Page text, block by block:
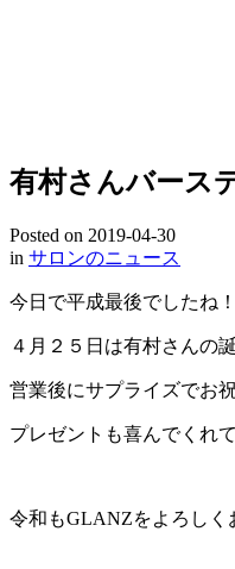
有村さんバース
Posted on 2019-04-30
in サロンのニュース
今日で平成最後でしたね！
４月２５日は有村さんの
営業後にサプライズでお
プレゼントも喜んでくれ
令和もGLANZをよろしく